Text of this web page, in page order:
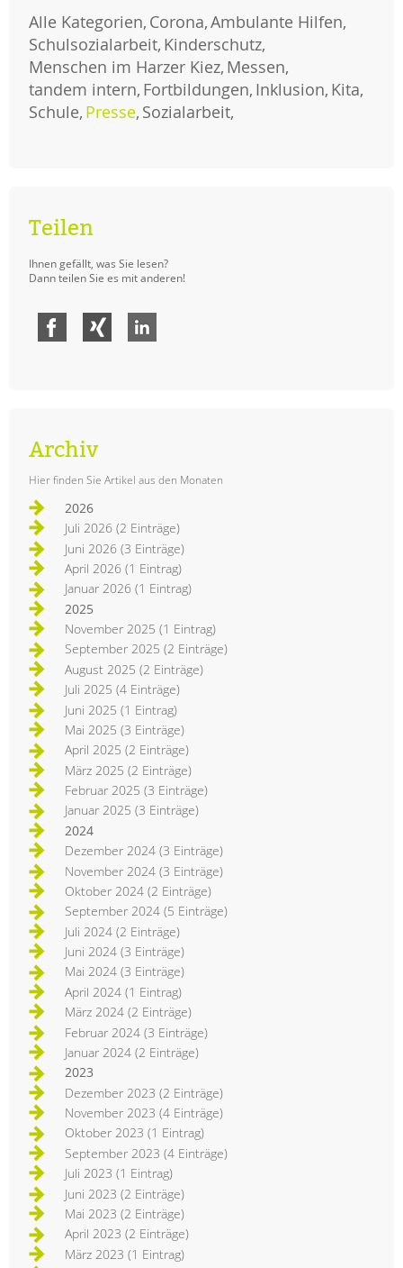
weiterlesenplastik
im
meer
–
eine
inklusive
türkeireise
Alle Kategorien Corona Ambulante Hilfen
Schulsozialarbeit Kinderschutz
Menschen im Harzer Kiez Messen
tandem intern Fortbildungen Inklusion Kita
Schule Presse Sozialarbeit
Teilen
Ihnen gefällt, was Sie lesen?
Dann teilen Sie es mit anderen!
Facebook Xing
Archiv
Hier finden Sie Artikel aus den Monaten
2026
Juli 2026 (2 Einträge)
Juni 2026 (3 Einträge)
April 2026 (1 Eintrag)
Januar 2026 (1 Eintrag)
2025
November 2025 (1 Eintrag)
September 2025 (2 Einträge)
August 2025 (2 Einträge)
Juli 2025 (4 Einträge)
Juni 2025 (1 Eintrag)
Mai 2025 (3 Einträge)
April 2025 (2 Einträge)
März 2025 (2 Einträge)
Februar 2025 (3 Einträge)
Januar 2025 (3 Einträge)
2024
Dezember 2024 (3 Einträge)
November 2024 (3 Einträge)
Oktober 2024 (2 Einträge)
September 2024 (5 Einträge)
Juli 2024 (2 Einträge)
Juni 2024 (3 Einträge)
Mai 2024 (3 Einträge)
April 2024 (1 Eintrag)
März 2024 (2 Einträge)
Februar 2024 (3 Einträge)
Januar 2024 (2 Einträge)
2023
Dezember 2023 (2 Einträge)
November 2023 (4 Einträge)
Oktober 2023 (1 Eintrag)
September 2023 (4 Einträge)
Juli 2023 (1 Eintrag)
Juni 2023 (2 Einträge)
Mai 2023 (2 Einträge)
April 2023 (2 Einträge)
März 2023 (1 Eintrag)